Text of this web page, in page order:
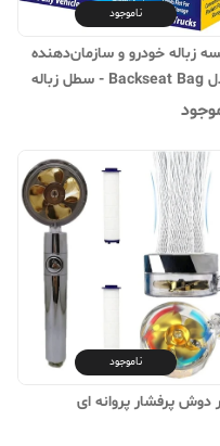
ناموجود
زباله خودرو و سازمان‌دهنده
مدل Backseat Bag - سطل زباله
ناموجود
دوش پرفشار پروانه ای